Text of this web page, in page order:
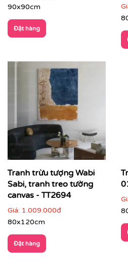
👉 Gợi ý phối hợp:
Chọn tranh cótông màu
thảm, ánh sáng)
Treo tranh khổ lớn hoặc
mạnh
Không gian nên tối giản
điểm
90x90cm
Đặt hàng
Tranh trừu tượng Wabi
Sabi, tranh treo tường
canvas - TT2694
Giá: 1.009.000đ
80x120cm
Đặt hàng